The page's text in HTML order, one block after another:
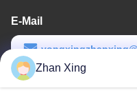
E-Mail
Arbeitszeit
Zhan Xing